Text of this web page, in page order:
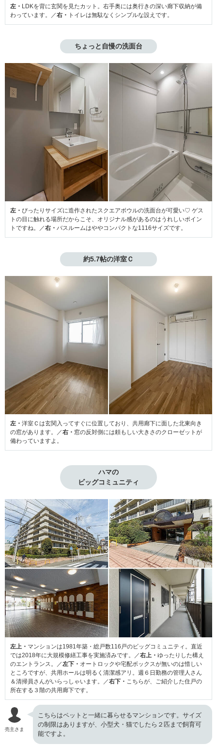
左・ LDKを背に玄関を見たカット。右手奥には奥行きの深い廊下収納が備
わっています。／右・ トイレは無駄なくシンプルな設えです。
ちょっと自慢の洗面台
左・ ぴったりサイズに造作されたスクエアボウルの洗面台が可愛い♡ ゲス
トの目に触れる場所だからこそ、オリジナル感があるのはうれしいポイン
トですね。／右・ バスルームはややコンパクトな1116サイズです。
約5.7帖の洋室Ｃ
左・ 洋室Ｃは玄関入ってすぐに位置しており、共用廊下に面した北東向き
の窓があります。／右・ 窓の反対側には頼もしい大きさのクローゼットが
備わっていますよ。
ハマの
ビッグコミュニティ
左上・ マンションは1981年築・総戸数116戸のビッグコミュニティ。直近
では2018年に大規模修繕工事を実施済みです。／右上・ ゆったりした構え
のエントランス。／左下・ オートロックや宅配ボックスが無いのは惜しい
ところですが、共用ホールは明るく清潔感アリ。週６日勤務の管理人さん
＆清掃員さんがいらっしゃいます。／右下・ こちらが、ご紹介した住戸の
所在する３階の共用廊下です。
売主さま
こちらはペットと一緒に暮らせるマンションです。サイズ
の制限はありますが、小型犬・猫でしたら２匹まで飼育可
能ですよ。